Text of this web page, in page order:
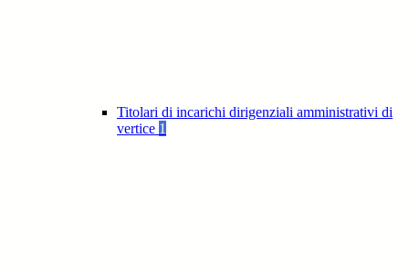
Titolari di incarichi dirigenziali amministrativi di
vertice 1